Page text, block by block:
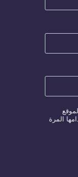
المرة